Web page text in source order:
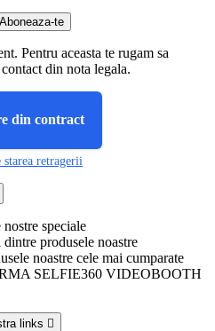
Pentru aceasta te rugam sa
din nota legala.
din contract
starea retragerii
speciale
produsele noastre
noastre cele mai cumparate
SELFIE360 VIDEOBOOTH
links 